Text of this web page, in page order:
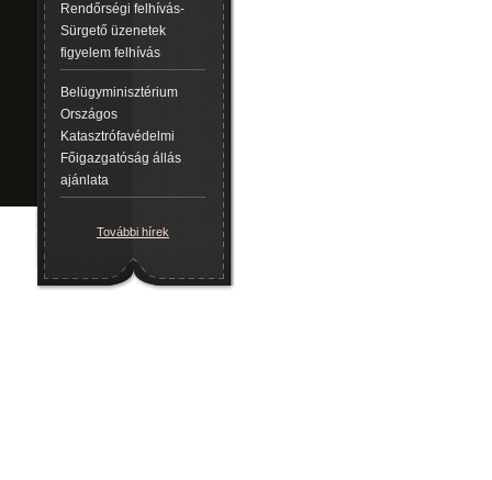
Rendőrségi felhívás-
Sürgető üzenetek
figyelem felhívás
Belügyminisztérium
Országos
Katasztrófavédelmi
Főigazgatóság állás
ajánlata
További hírek